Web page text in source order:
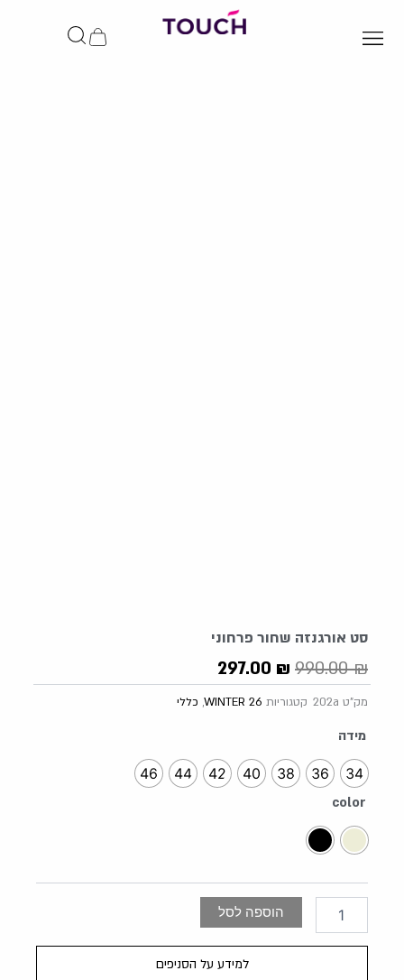
לתוכן
עגלת
קניות
סט אורגנזה שחור פרחוני
990.00₪
המחיר
המקורי
היה:
297.00 ₪
הנוכחי
הוא:
מק"ט 202a קטגוריות WINTER 26
, כללי
מידה
34
36
38
40
42
44
46
color
כמות
סט
אורגנזה
שחור
הוספה לסל
למידע על הסניפים